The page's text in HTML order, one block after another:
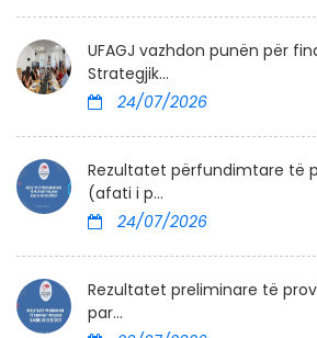
UFAGJ vazhdon punën për
Strategjik...
24/07/2026
Rezultatet përfundimtare të
(afati i p...
24/07/2026
Rezultatet preliminare të
par...